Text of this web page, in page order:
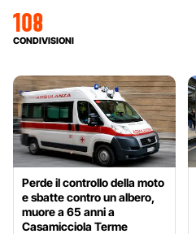
108
CONDIVISIONI
Perde il controllo della moto
e sbatte contro un albero,
muore a 65 anni a
Casamicciola Terme